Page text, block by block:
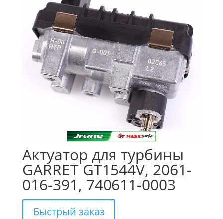
Актуатор для турбины
GARRET GT1544V, 2061-
016-391, 740611-0003
Быстрый заказ